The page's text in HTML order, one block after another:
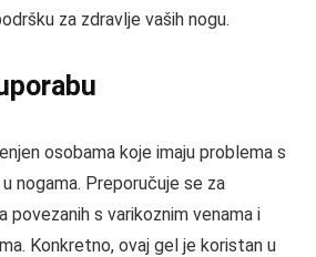
za zdravlje vaših nogu.
osobama koje imaju problema s
nogama. Preporučuje se za
povezanih s varikoznim venama i
Konkretno, ovaj gel je koristan u